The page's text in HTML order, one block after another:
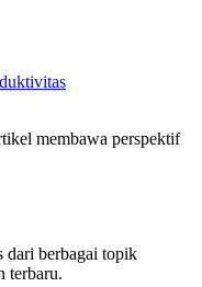
membawa perspektif
dari berbagai topik
terbaru.